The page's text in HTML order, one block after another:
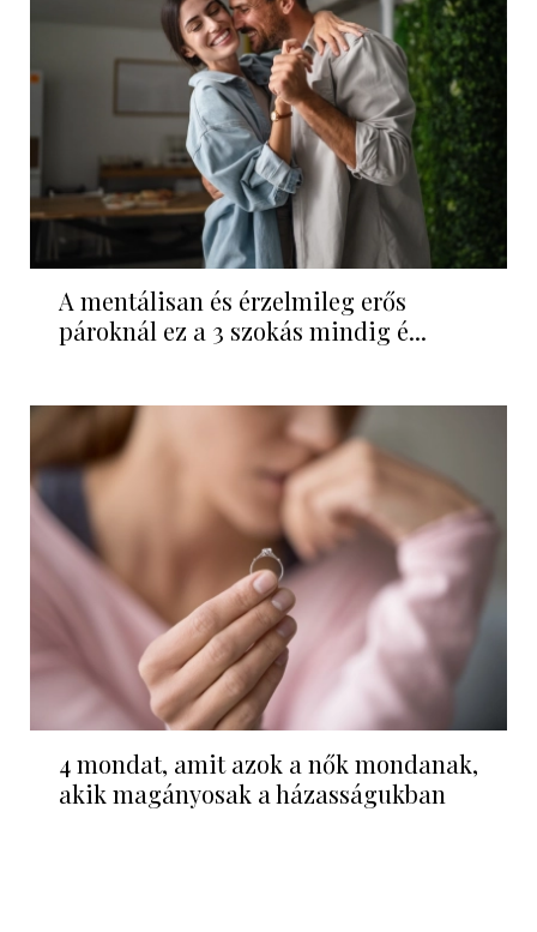
A mentálisan és érzelmileg erős
pároknál ez a 3 szokás mindig é...
4 mondat, amit azok a nők mondanak,
akik magányosak a házasságukban